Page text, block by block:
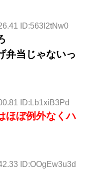
ID:563I2tNw0
弁当じゃないっ
ID:Lb1xiB3Pd
ほぼ例外なくハ
ID:OOgEw3u3d